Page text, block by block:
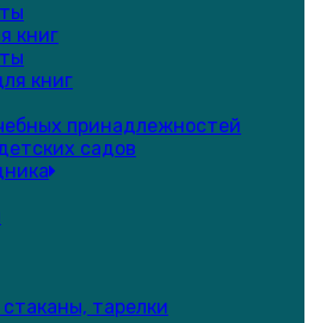
книг
книг
принадлежностей
садов
тарелки